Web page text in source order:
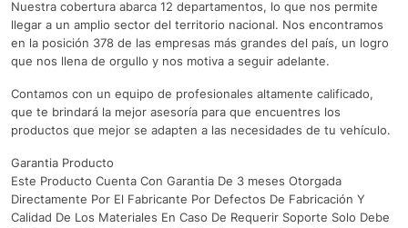
Nuestra cobertura abarca 12 departamentos, lo que nos permite
llegar a un amplio sector del territorio nacional. Nos encontramos
en la posición 378 de las empresas más grandes del país, un logro
que nos llena de orgullo y nos motiva a seguir adelante.
Contamos con un equipo de profesionales altamente calificado,
que te brindará la mejor asesoría para que encuentres los
productos que mejor se adapten a las necesidades de tu vehículo.
Garantia Producto
Este Producto Cuenta Con Garantia De 3 meses Otorgada
Directamente Por El Fabricante Por Defectos De Fabricación Y
Calidad De Los Materiales En Caso De Requerir Soporte Solo Debe